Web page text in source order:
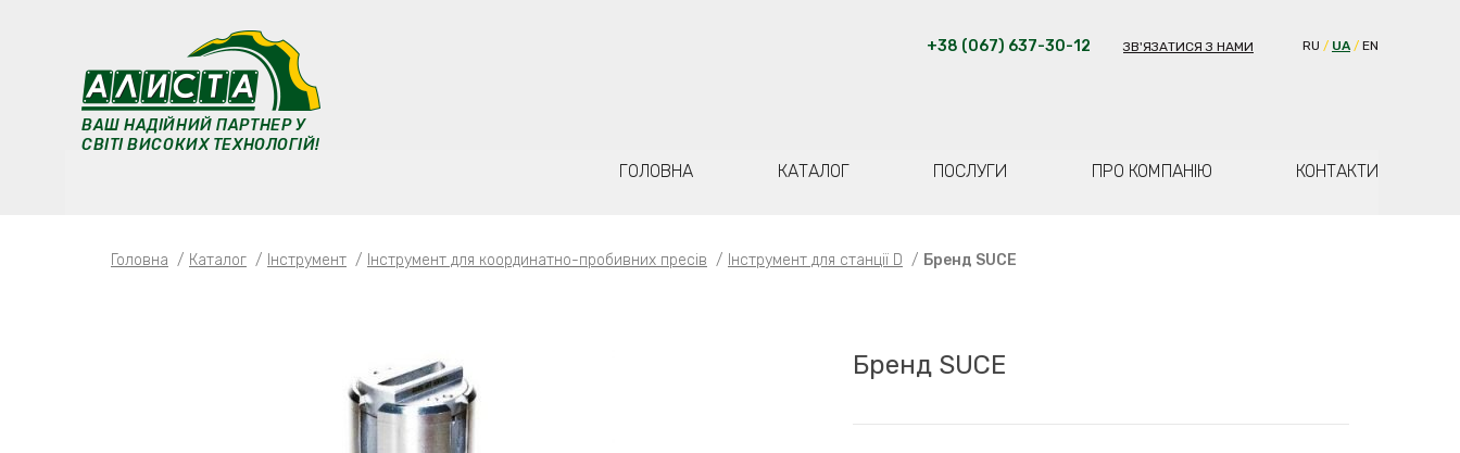
RU UA EN
ВАШ НАДІЙНИЙ ПАРТНЕР У
СВІТІ ВИСОКИХ ТЕХНОЛОГІЙ!
+38 (067) 637-30-12 ЗВ'ЯЗАТИСЯ З НАМИ
ГОЛОВНА КАТАЛОГ ПОСЛУГИ ПРО КОМПАНІЮ КОНТАКТИ
Головна / Каталог / Iнструмент / Інструмент для координатно-пробивних пресів / Інструмент для станції D / Бренд SUCE
Бренд SUCE